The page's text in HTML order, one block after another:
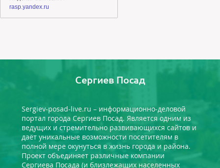
Сергиев Посад
Sergiev-posad-live.ru – информационно-деловой
портал города Сергиев Посад. Является одним из
ведущих и стремительно развивающихся сайтов и
даёт уникальные возможности посетителям в
полной мере окунуться в жизнь города и района.
Проект объединяет различные компании
Сергиева Посада (и близлежащих населенных